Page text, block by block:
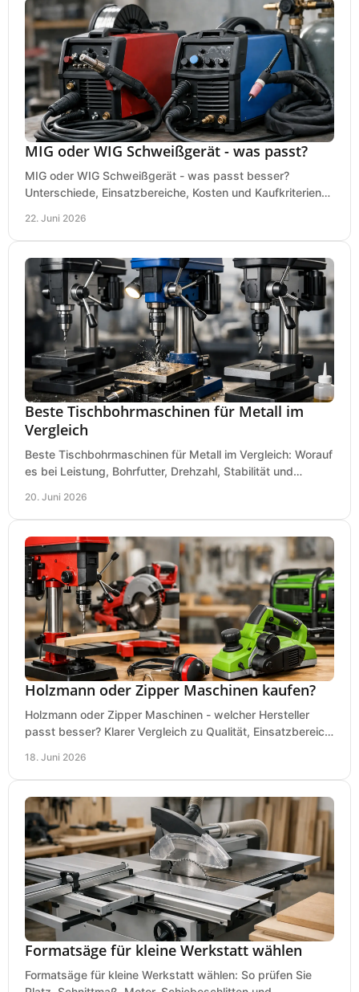
MIG oder WIG Schweißgerät - was passt?
MIG oder WIG Schweißgerät - was passt besser?
Unterschiede, Einsatzbereiche, Kosten und Kaufkriterien
22. Juni 2026
Beste Tischbohrmaschinen für Metall im
Vergleich
Beste Tischbohrmaschinen für Metall im Vergleich: Worauf
es bei Leistung, Bohrfutter, Drehzahl, Stabilität und
20. Juni 2026
Holzmann oder Zipper Maschinen kaufen?
Holzmann oder Zipper Maschinen - welcher Hersteller
passt besser? Klarer Vergleich zu Qualität, Einsatzbereich,
18. Juni 2026
Formatsäge für kleine Werkstatt wählen
Formatsäge für kleine Werkstatt wählen: So prüfen Sie